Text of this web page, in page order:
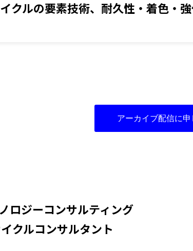
クルの要素技術、耐久性・着色・
アーカイブ配信に申
ロジーコンサルティング
クルコンサルタント